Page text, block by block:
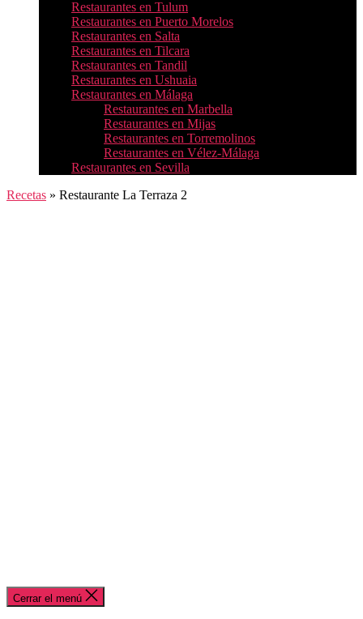
Restaurantes en Tulum
Restaurantes en Puerto Morelos
Restaurantes en Salta
Restaurantes en Tilcara
Restaurantes en Tandil
Restaurantes en Ushuaia
Restaurantes en Málaga
Restaurantes en Marbella
Restaurantes en Mijas
Restaurantes en Torremolinos
Restaurantes en Vélez-Málaga
Restaurantes en Sevilla
Recetas » Restaurante La Terraza 2
Cerrar el menú